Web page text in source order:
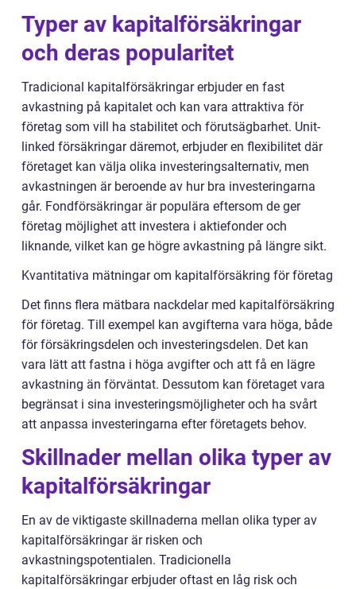
Typer av kapitalförsäkringar
och deras popularitet
Tradicional kapitalförsäkringar erbjuder en fast
avkastning på kapitalet och kan vara attraktiva för
företag som vill ha stabilitet och förutsägbarhet. Unit-
linked försäkringar däremot, erbjuder en flexibilitet där
företaget kan välja olika investeringsalternativ, men
avkastningen är beroende av hur bra investeringarna
går. Fondförsäkringar är populära eftersom de ger
företag möjlighet att investera i aktiefonder och
liknande, vilket kan ge högre avkastning på längre sikt.
Kvantitativa mätningar om kapitalförsäkring för företag
Det finns flera mätbara nackdelar med kapitalförsäkring
för företag. Till exempel kan avgifterna vara höga, både
för försäkringsdelen och investeringsdelen. Det kan
vara lätt att fastna i höga avgifter och att få en lägre
avkastning än förväntat. Dessutom kan företaget vara
begränsat i sina investeringsmöjligheter och ha svårt
att anpassa investeringarna efter företagets behov.
Skillnader mellan olika typer av
kapitalförsäkringar
En av de viktigaste skillnaderna mellan olika typer av
kapitalförsäkringar är risken och
avkastningspotentialen. Tradicionella
kapitalförsäkringar erbjuder oftast en låg risk och